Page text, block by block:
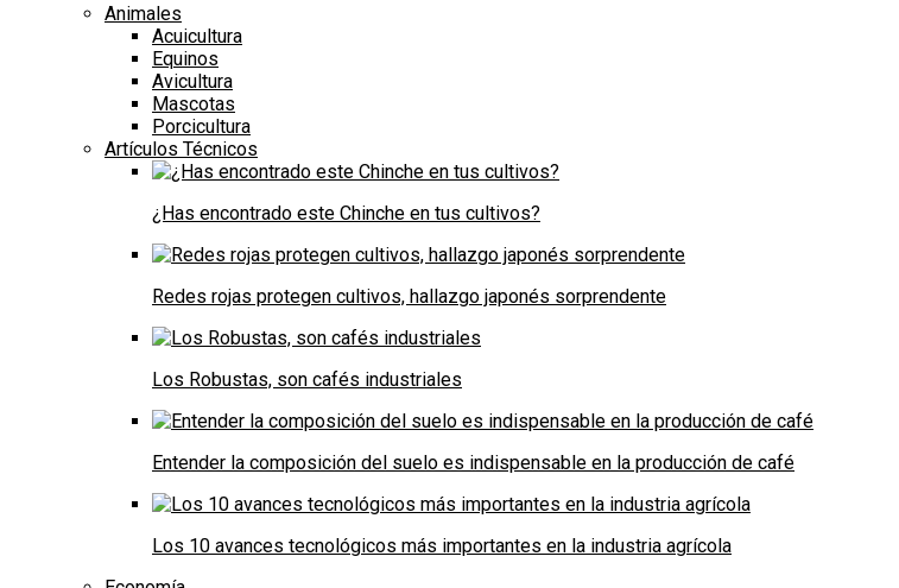
Animales
Acuicultura
Equinos
Avicultura
Mascotas
Porcicultura
Artículos Técnicos
¿Has encontrado este Chinche en tus cultivos?
Redes rojas protegen cultivos, hallazgo japonés sorprendente
Los Robustas, son cafés industriales
Entender la composición del suelo es indispensable en la producción de café
Los 10 avances tecnológicos más importantes en la industria agrícola